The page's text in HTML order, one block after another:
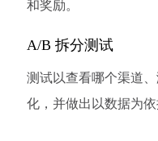
和奖励。
A/B 拆分测试
测试以查看哪个渠道
化，并做出以数据为